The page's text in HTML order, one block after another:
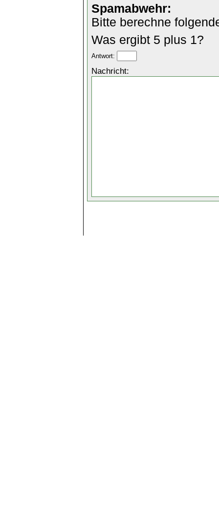
Spamabwehr:
Bitte berechne
Was ergibt 5 plus 1?
Antwort:
Nachricht: